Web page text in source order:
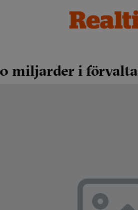
miljarder i